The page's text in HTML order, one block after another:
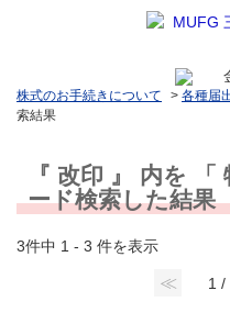
株式のお手続きについて > 各種届
索結果
『 改印 』 内を
ード検索した結果
3件中 1 - 3 件を表示
≪ 1 /